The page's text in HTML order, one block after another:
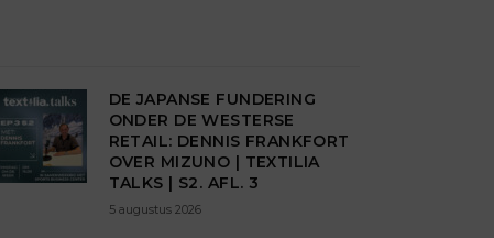
DE JAPANSE FUNDERING
ONDER DE WESTERSE
RETAIL: DENNIS FRANKFORT
OVER MIZUNO | TEXTILIA
TALKS | S2. AFL. 3
5 augustus 2026